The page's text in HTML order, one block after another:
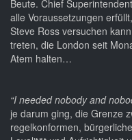
Beute. Chief
alle Voraussetzungen
Steve Ross versuchen
treten, die London seit
Atem halten…
“I needed nobody and
je darum ging, die Grenze
regelkonformen,